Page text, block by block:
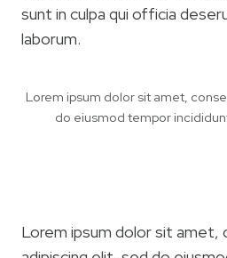
sunt in culpa qui officia
laborum.
Lorem ipsum dolor sit amet,
do eiusmod tempor
Lorem ipsum dolor sit